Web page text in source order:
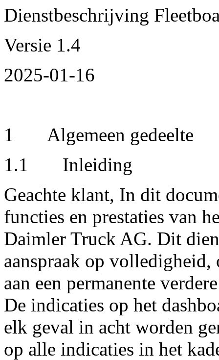
Dienstbeschrijving
Versie 1.4
2025-01-16
1 Algemeen gedeelte
1.1 Inleiding
Geachte klant, In dit
functies en prestaties van
Daimler Truck AG. Dit
aanspraak op volledigheid,
aan een permanente
De indicaties op het
elk geval in acht worden
op alle indicaties in het